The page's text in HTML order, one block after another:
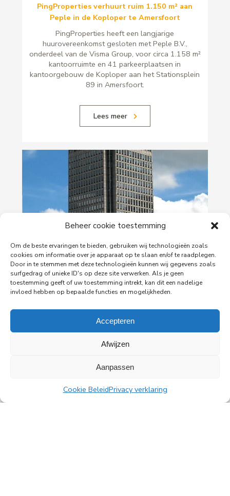
Beheer cookie toestemming
Om de beste ervaringen te bieden, gebruiken wij technologieën zoals
cookies om informatie over je apparaat op te slaan en/of te raadplegen.
Door in te stemmen met deze technologieën kunnen wij gegevens zoals
surfgedrag of unieke ID's op deze site verwerken. Als je geen
toestemming geeft of uw toestemming intrekt, kan dit een nadelige
invloed hebben op bepaalde functies en mogelijkheden.
Accepteren
Afwijzen
Aanpassen
Cookie BeleidPrivacy verklaring
PingProperties verhuurt ruim 1.150 m² aan
Peple in de Koploper te Amersfoort
PingProperties heeft een langjarige
huurovereenkomst gesloten met Peple B.V.,
onderdeel van de Visma Group, voor circa 1.158 m²
kantoorruimte en 41 parkeerplaatsen in
kantoorgebouw de Koploper aan het Stationsplein
89 in Amersfoort.
Lees meer
29-06-2026
PingProperties verhuist haar hoofdkantoor naar
de Rembrandttoren in Amsterdam
PingProperties heeft haar hoofdkantoor gevestigd
Amsterdam.